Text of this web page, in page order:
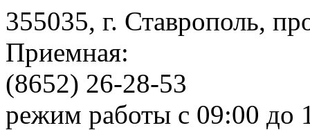
355035, г. Ставрополь,
Приемная:
(8652) 26-28-53
режим работы с 09:00 до